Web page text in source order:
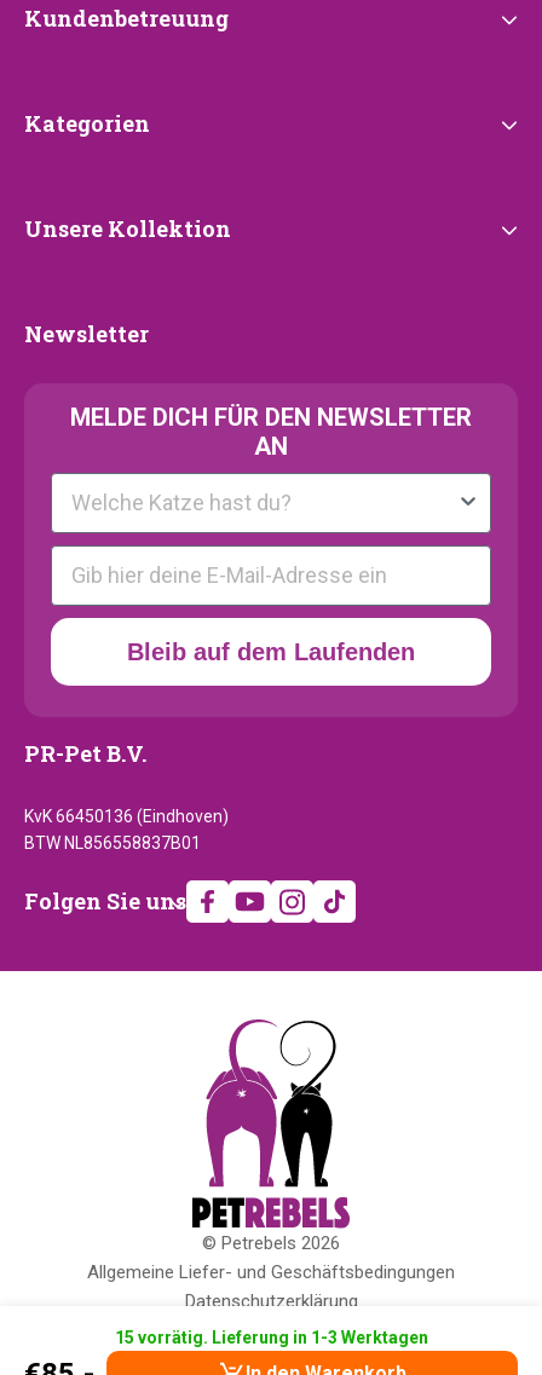
15 vorrätig. Lieferung in 1-3 Werktagen
Kundenbetreuung
Kundenbetreuung
Kategorien
Kategorien
Unsere
Unsere Kollektion
Newsletter
Newsletter
MELDE DICH FÜR DEN NEWSLETTER
AN
Kattenras
E-mail
Bleib auf dem Laufenden
PR-Pet B.V.
KvK 66450136 (Eindhoven)
BTW NL856558837B01
Folgen
uns
Folgen Sie uns
© Petrebels 2026
Copyright
Allgemeine Liefer- und Geschäftsbedingungen
Datenschutzerklärung
Cookies
Impressum